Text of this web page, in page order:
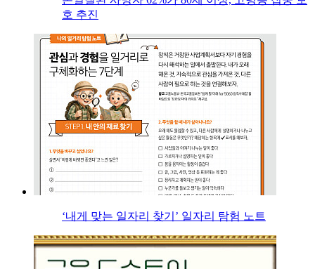
호 추진
‘내게 맞는 일자리 찾기’ 일자리 탐험 노트